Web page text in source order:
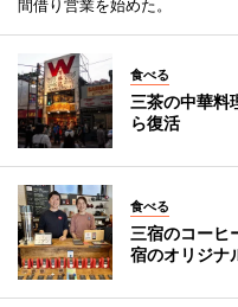
間借り営業を始めた。
食べる
三茶の中華
ら復活
食べる
三宿のコー
宿のオリジナ